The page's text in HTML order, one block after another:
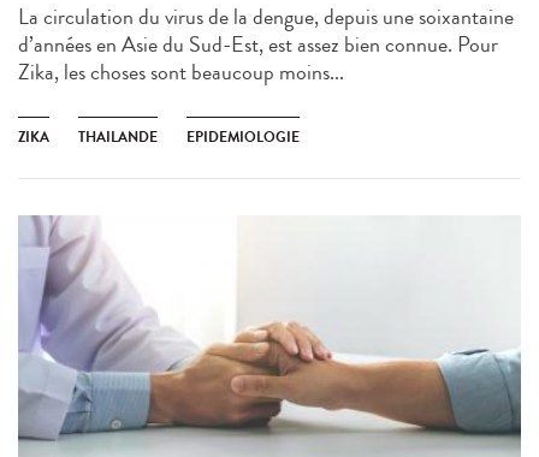
La circulation du virus de la dengue, depuis une soixantaine
d’années en Asie du Sud-Est, est assez bien connue. Pour
Zika, les choses sont beaucoup moins...
ZIKA THAILANDE EPIDEMIOLOGIE